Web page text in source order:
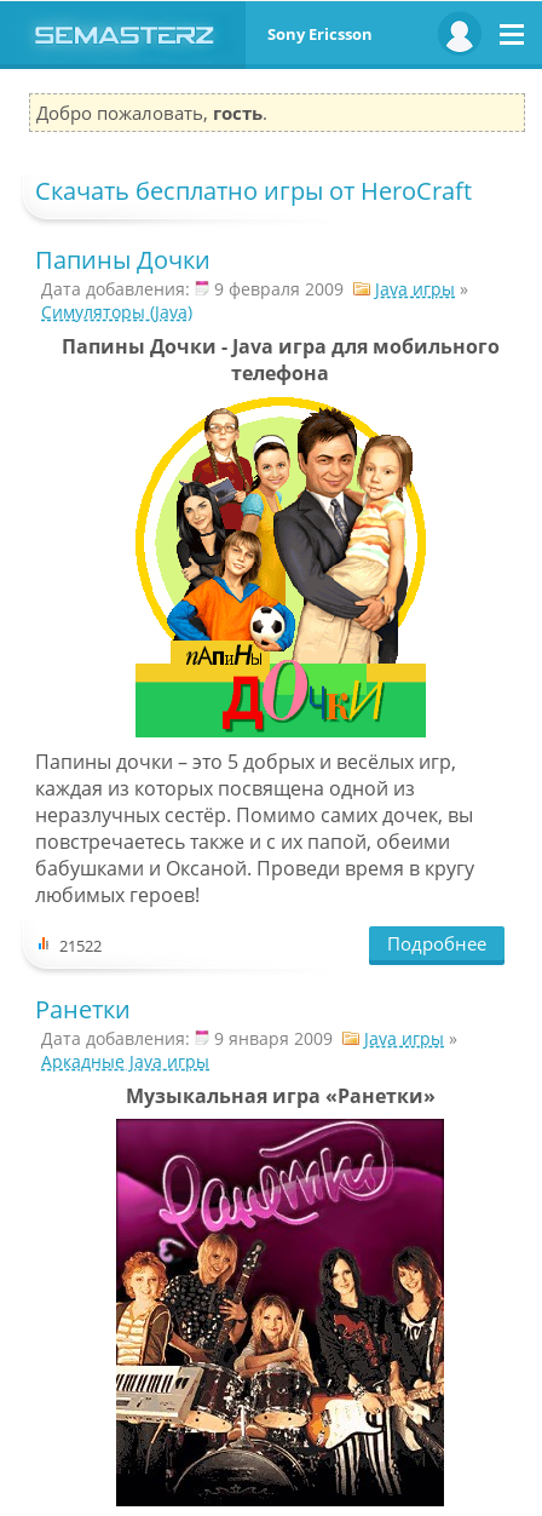
Sony Ericsson
Добро пожаловать, гость.
Скачать бесплатно игры от HeroCraft
Папины Дочки
Дата добавления: 9 февраля 2009 Java игры »
Симуляторы (Java)
Папины Дочки - Java игра для мобильного
телефона
Папины дочки – это 5 добрых и весёлых игр,
каждая из которых посвящена одной из
неразлучных сестёр. Помимо самих дочек, вы
повстречаетесь также и с их папой, обеими
бабушками и Оксаной. Проведи время в кругу
любимых героев!
21522 Подробнее
Ранетки
Дата добавления: 9 января 2009 Java игры »
Аркадные Java игры
Музыкальная игра «Ранетки»